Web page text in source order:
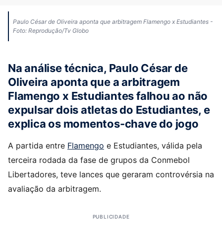
Paulo César de Oliveira aponta que arbitragem Flamengo x Estudiantes -
Foto: Reprodução/Tv Globo
Na análise técnica, Paulo César de
Oliveira aponta que a arbitragem
Flamengo x Estudiantes falhou ao não
expulsar dois atletas do Estudiantes, e
explica os momentos-chave do jogo
A partida entre Flamengo e Estudiantes, válida pela
terceira rodada da fase de grupos da Conmebol
Libertadores, teve lances que geraram controvérsia na
avaliação da arbitragem.
PUBLICIDADE